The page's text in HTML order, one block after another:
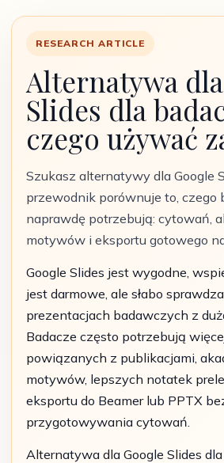
RESEARCH ARTICLE
Alternatywa
Slides dla
czego używać
Szukasz alternatywy dla Google
przewodnik porównuje to, czego
naprawdę potrzebują: cytowań,
motywów i eksportu gotowego
Google Slides jest wygodne,
jest darmowe, ale słabo
prezentacjach badawczych z
Badacze często potrzebują
powiązanych z publikacjami,
motywów, lepszych notatek
eksportu do Beamer lub PPTX
przygotowywania cytowań.
Alternatywa dla Google Slides